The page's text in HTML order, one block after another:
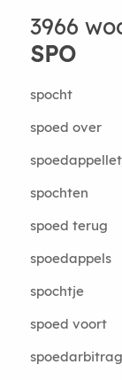
3966
SPO
spocht
spoed over
spochten
spoed terug
spoedappels
spochtje
spoed voort